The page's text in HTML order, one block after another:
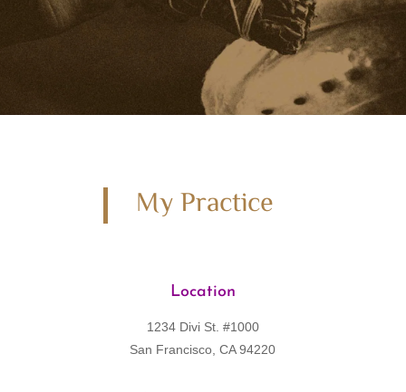
– Robert Waller
My Practice
Location
1234 Divi St. #1000
San Francisco, CA 94220